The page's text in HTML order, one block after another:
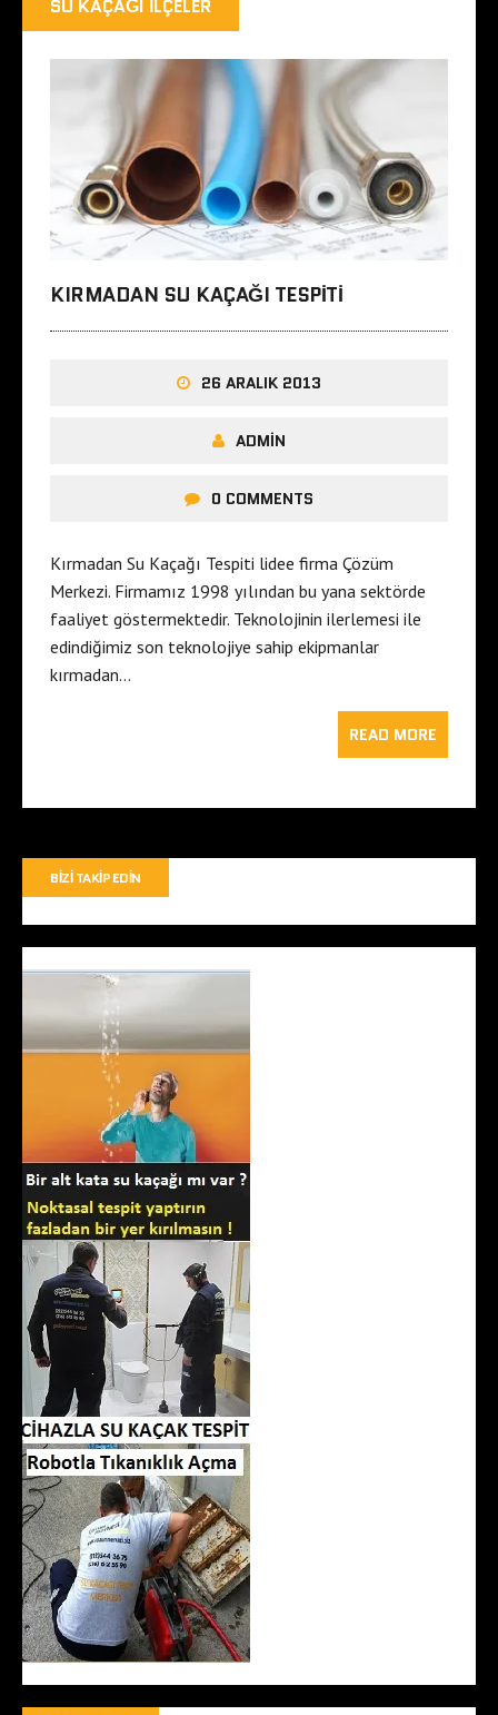
SU KAÇAĞI İLÇELER
KIRMADAN SU KAÇAĞI TESPITI
26 ARALIK 2013
ADMIN
0 COMMENTS
Kırmadan Su Kaçağı Tespiti lidee firma Çözüm
Merkezi. Firmamız 1998 yılından bu yana sektörde
faaliyet göstermektedir. Teknolojinin ilerlemesi ile
edindiğimiz son teknolojiye sahip ekipmanlar
kırmadan…
READ MORE
BIZI TAKIP EDIN